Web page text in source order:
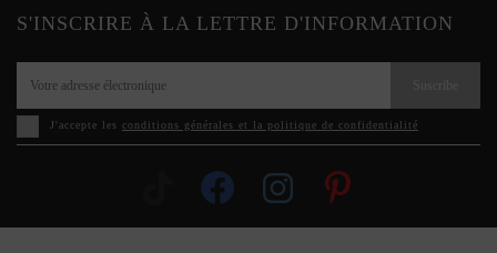
S'INSCRIRE À LA LETTRE D'INFORMATION
J'accepte les conditions générales et la politique de confidentialité